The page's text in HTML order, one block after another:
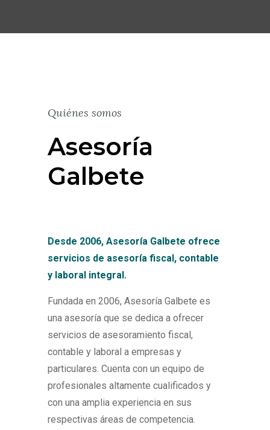
Quiénes somos
Asesoría
Galbete
Desde 2006, Asesoría Galbete ofrece
servicios de asesoría fiscal, contable
y laboral integral.
Fundada en 2006, Asesoría Galbete es
una asesoría que se dedica a ofrecer
servicios de asesoramiento fiscal,
contable y laboral a empresas y
particulares. Cuenta con un equipo de
profesionales altamente cualificados y
con una amplia experiencia en sus
respectivas áreas de competencia.